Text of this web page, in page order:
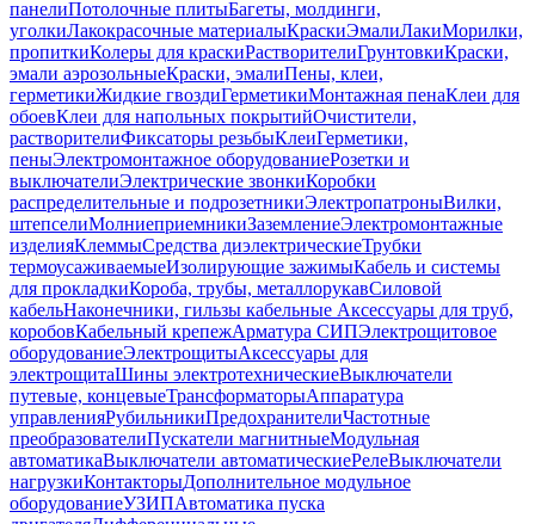
панелиПотолочные плитыБагеты, молдинги,
уголкиЛакокрасочные материалыКраскиЭмалиЛакиМорилки,
пропиткиКолеры для краскиРастворителиГрунтовкиКраски,
эмали аэрозольныеКраски, эмалиПены, клеи,
герметикиЖидкие гвоздиГерметикиМонтажная пенаКлеи для
обоевКлеи для напольных покрытийОчистители,
растворителиФиксаторы резьбыКлеиГерметики,
пеныЭлектромонтажное оборудованиеРозетки и
выключателиЭлектрические звонкиКоробки
распределительные и подрозетникиЭлектропатроныВилки,
штепселиМолниеприемникиЗаземлениеЭлектромонтажные
изделияКлеммыСредства диэлектрическиеТрубки
термоусаживаемыеИзолирующие зажимыКабель и системы
для прокладкиКороба, трубы, металлорукавСиловой
кабельНаконечники, гильзы кабельные Аксессуары для труб,
коробовКабельный крепежАрматура СИПЭлектрощитовое
оборудованиеЭлектрощитыАксессуары для
электрощитаШины электротехническиеВыключатели
путевые, концевыеТрансформаторыАппаратура
управленияРубильникиПредохранителиЧастотные
преобразователиПускатели магнитныеМодульная
автоматикаВыключатели автоматическиеРелеВыключатели
нагрузкиКонтакторыДополнительное модульное
оборудованиеУЗИПАвтоматика пуска